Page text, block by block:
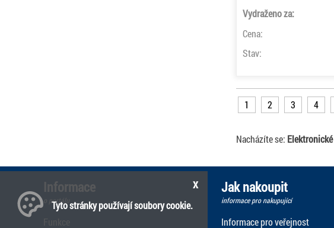
Vydraženo za:
Cena:
Stav:
1 2 3 4
Nacházíte se:
Informace
o portálu
Jak nakoupit
informace pro nakupující
Informace pro veřejnost
x
Tyto stránky používají soubory cookie.